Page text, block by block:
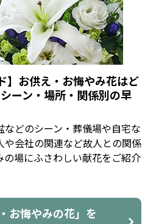
】お供え・お悔やみ花はど
ーン・場所・関係別の早
どのシーン・葬儀場や自宅な
や会社の関連など故人との関係
場にふさわしい献花をご紹介
お悔やみの花」を